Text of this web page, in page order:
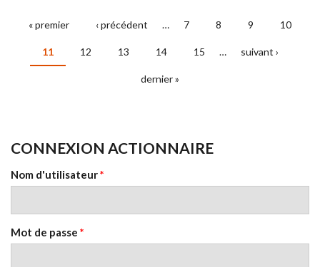
PAGES
« premier ‹ précédent … 7 8 9 10
11 12 13 14 15 … suivant ›
dernier »
CONNEXION ACTIONNAIRE
Nom d'utilisateur*
Mot de passe *